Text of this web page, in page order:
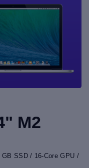
M2
SSD / 16-Core GPU /